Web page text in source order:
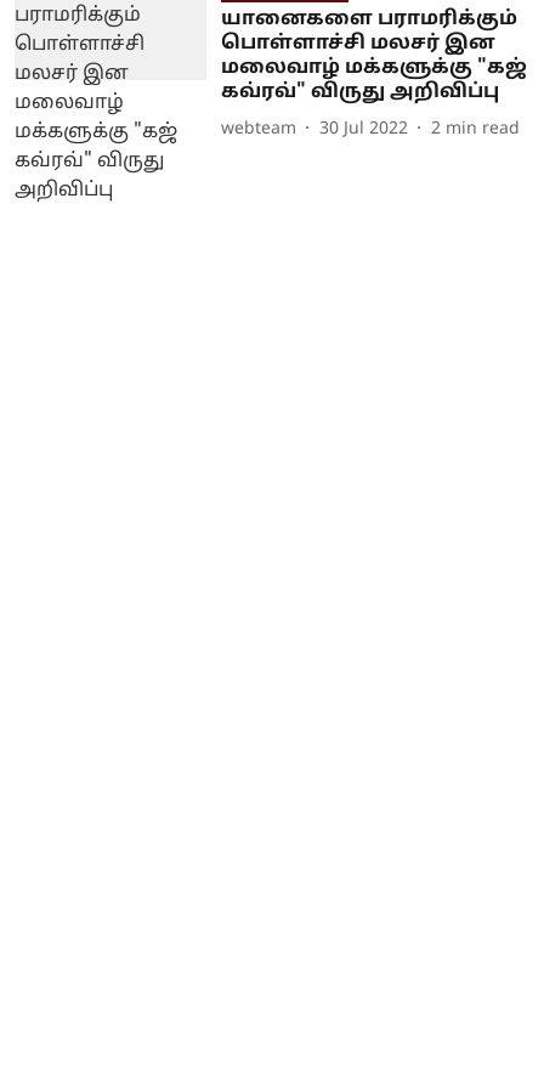
யானைகளை பராமரிக்கும்
பொள்ளாச்சி மலசர் இன
மலைவாழ் மக்களுக்கு "கஜ்
கவ்ரவ்" விருது அறிவிப்பு
webteam 30 Jul 2022 2 min read